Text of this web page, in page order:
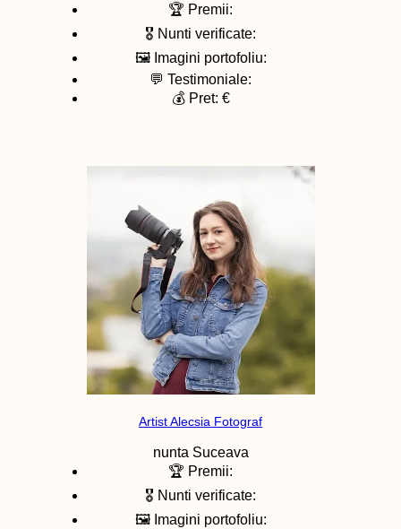
🏆 Premii:
🎖️ Nunti verificate:
🖼️ Imagini portofoliu:
💬 Testimoniale:
💰 Pret: €
Artist Alecsia Fotograf
nunta Suceava
🏆 Premii:
🎖️ Nunti verificate:
🖼️ Imagini portofoliu: